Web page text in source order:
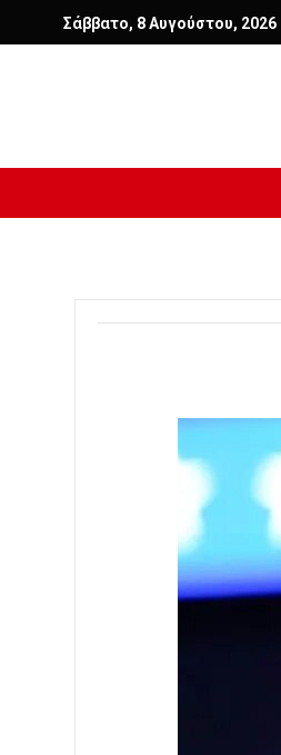
Σάββατο, 8 Αυγούστου, 2026